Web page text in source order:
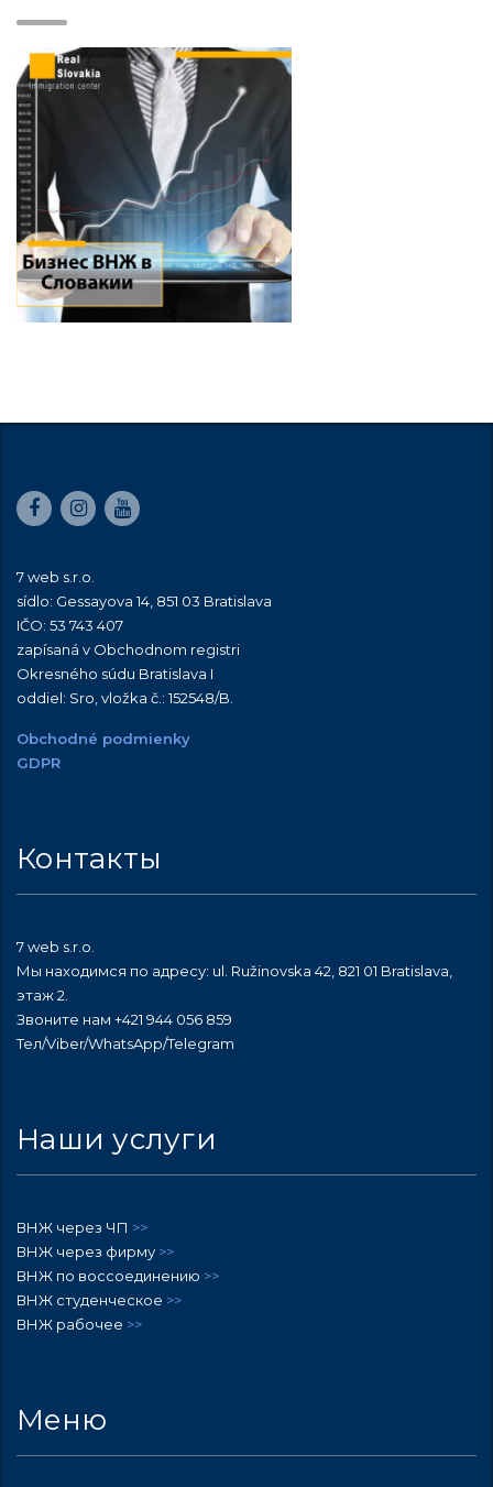
7 web s.r.o.
sídlo: Gessayova 14, 851 03 Bratislava
IČO: 53 743 407
zapísaná v Obchodnom registri
Okresného súdu Bratislava I
oddiel: Sro, vložka č.:152548/B
Obchodné podmienky
GDPR
Контакты
7 web s.r.o.
Мы находимся по адресу: ul. Ružinovska 42, 821 01 Bratislava,
этаж 2.
Звоните нам +421 944 056 859
Тел/Viber/WhatsApp/Telegram
Наши услуги
ВНЖ через ЧП >>
ВНЖ через фирму >>
ВНЖ по воссоединению >>
ВНЖ студенческое >>
ВНЖ рабочее >>
Меню